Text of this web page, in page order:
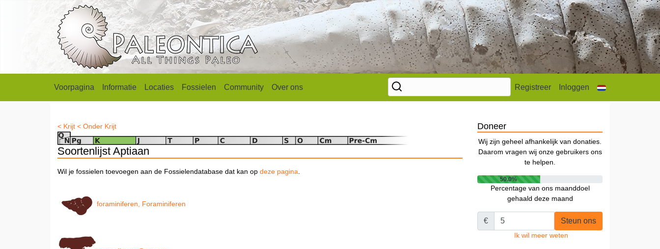
Voorpagina Informatie Locaties Fossielen Community Over ons Registreer Inloggen
< Krijt < Onder Krijt
Soortenlijst Aptiaan
Wil je fossielen toevoegen aan de Fossielendatabase dat kan op deze pagina
foraminiferen, Foraminiferen
Doneer
Wij zijn geheel afhankelijk van donaties.
Daarom vragen wij onze gebruikers ons
te helpen.
50.0%
Percentage van ons maanddoel
gehaald deze maand
€ Steun ons
Ik wil meer weten